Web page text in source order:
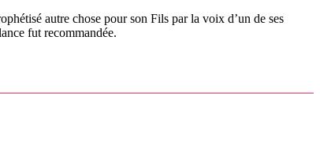
autre chose pour son Fils par la voix d’un de ses
fut recommandée.